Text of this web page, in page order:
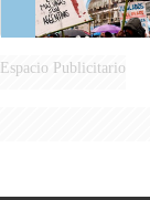
Espacio Publicitario